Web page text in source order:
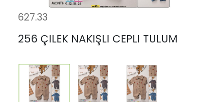
627.33
256 ÇILEK NAKIŞLI CEPLI TULUM